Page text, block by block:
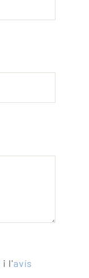
i l'avís